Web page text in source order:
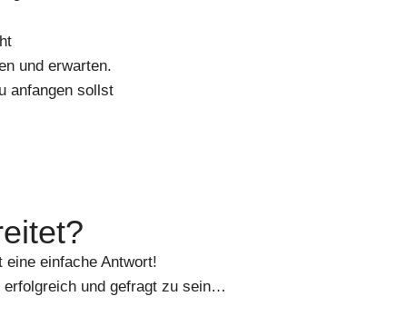
und erwarten.
anfangen sollst
einfache Antwort!
und gefragt zu sein…